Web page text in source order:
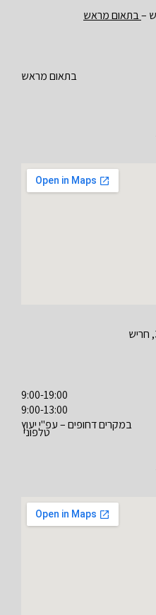
בתאום מראש
בתאום מראש
9:00-19:00
9:00-13:00
במקרים דחופים – עפ"י יעוץ
טלפוני